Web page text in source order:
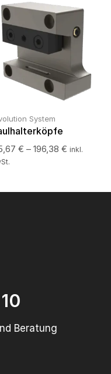
System
€ – 196,38 € inkl.
Beratung